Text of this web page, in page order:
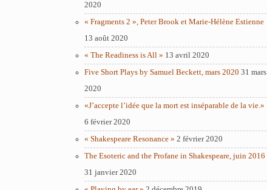
2020
« Fragments 2 », Peter Brook et Marie-Hélène Estienne
13 août 2020
« The Readiness is All » 13 avril 2020
Five Short Plays by Samuel Beckett, mars 2020 31 mars
2020
«J’accepte l’idée que la mort est inséparable de la vie.»
6 février 2020
« Shakespeare Resonance » 2 février 2020
The Esoteric and the Profane in Shakespeare, juin 2016
31 janvier 2020